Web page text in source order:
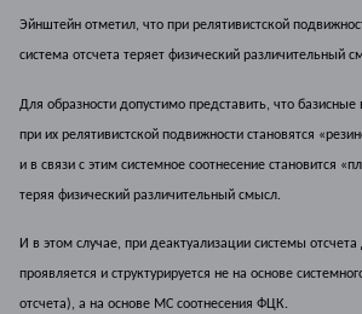
Эйнштейн отметил, что при релятивистской
система отсчета теряет физический различительный
Для образности допустимо представить, что базисные
при их релятивистской подвижности становятся
и в связи с этим системное соотнесение становится
теряя физический различительный смысл.
И в этом случае, при деактуализации системы
проявляется и структурируется не на основе
отсчета), а на основе МС соотнесения ФЦК.